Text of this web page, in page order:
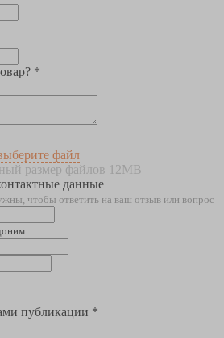
*
файл
размер файлов 12MB
данные
чтобы ответить на ваш отзыв или вопрос
публикации *